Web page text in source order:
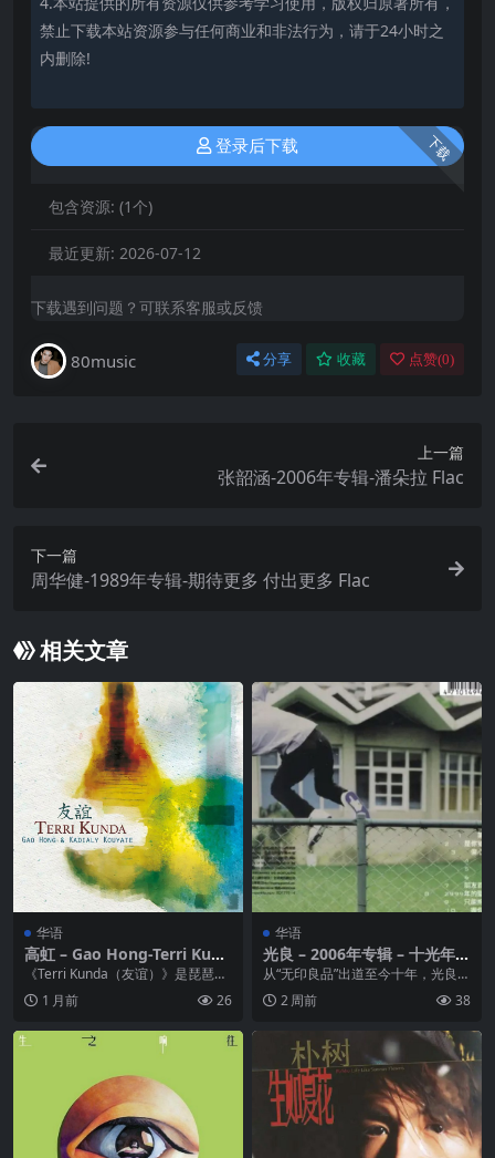
禁止下载本站资源参与任何商业和非法行为，请于24小时之
内删除!
下载
登录后下载
包含资源: (1个)
最近更新: 2026-07-12
下载遇到问题？可联系客服或反馈
80music 分享 收藏 点赞(0)
上一篇
张韶涵-2006年专辑-潘朵拉 Flac
下一篇
周华健-1989年专辑-期待更多 付出更多 Flac
相关文章
华语
高虹 – Gao Hong-Terri Kund
a FLAC qobuz
《Terri Kunda（友谊）》是琵琶大
师高虹与塞内加尔科拉琴演奏家Ka
dia...1 月前 26
华语
光良 – 2006年专辑 – 十光年C
D2 Flac
从“无印良品”出道至今十年，光良在
2006年精选专辑《十光年》收录28
首精选歌曲...
2 周前 38